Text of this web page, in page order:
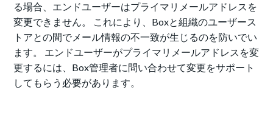
る場合、エンドユーザーはプライマリメールアドレスを
変更できません。 これにより、Boxと組織のユーザース
トアとの間でメール情報の不一致が生じるのを防いでい
ます。 エンドユーザーがプライマリメールアドレスを変
更するには、Box管理者に問い合わせて変更をサポート
してもらう必要があります。